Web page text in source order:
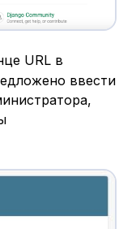
URL в
ввести